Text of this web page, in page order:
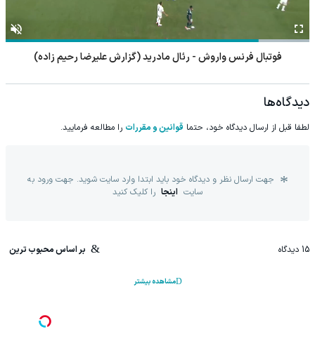
فوتبال فرنس واروش - رئال مادرید (گزارش علیرضا رحیم زاده)
دیدگاه‌ها
لطفا قبل از ارسال دیدگاه خود، حتما قوانین و مقررات را مطالعه فرمایید.
جهت ارسال نظر و دیدگاه خود باید ابتدا وارد سایت شوید. جهت ورود به
سایت اینجا را کلیک کنید
15 دیدگاه بر اساس محبوب ترین
مشاهده بیشتر